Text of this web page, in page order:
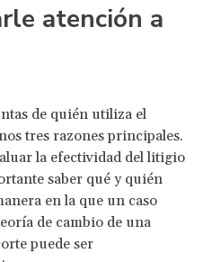
atención a
de quién utiliza el
tres razones principales.
la efectividad del litigio
saber qué y quién
en la que un caso
de cambio de una
puede ser